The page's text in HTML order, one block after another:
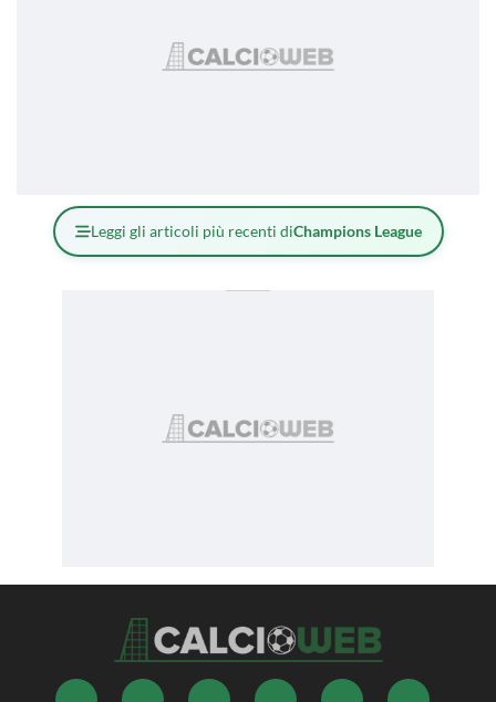
Leggi gli articoli più recenti diChampions League